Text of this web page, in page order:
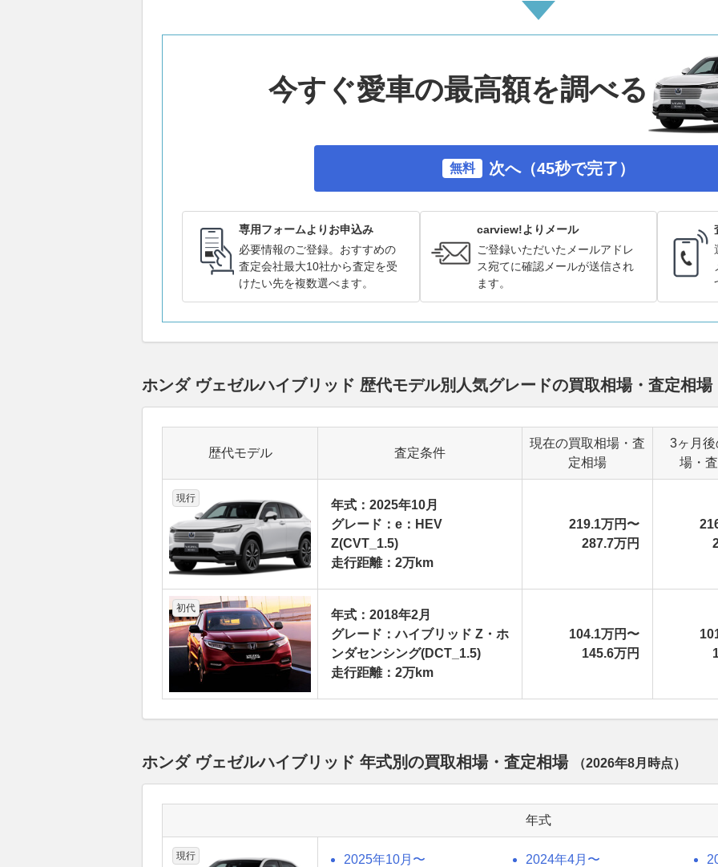
今すぐ愛車の最高額を調べる
無料 次へ（45秒で完了）
専用フォームよりお申込み
必要情報のご登録。おすすめの
査定会社最大10社から査定を受
けたい先を複数選べます。
carview!よりメール
ご登録いただいたメールアドレ
ス宛てに確認メールが送信され
ます。
ホンダ ヴェゼルハイブリッド 歴代モデル別人気グレードの買取相場・査定相場
歴代モデル 査定条件
現在の買取相場・査
定相場
3ヶ月
場・
現行
年式：2025年10月
グレード：e：HEV
Z(CVT_1.5)
走行距離：2万km
219.1万円〜
287.7万円
初代
年式：2018年2月
グレード：ハイブリッド Z・ホ
ンダセンシング(DCT_1.5)
走行距離：2万km
104.1万円〜
145.6万円
ホンダ ヴェゼルハイブリッド 年式別の買取相場・査定相場 （2026年8月 時点）
年式
現行 2025年10月〜 2024年4月〜